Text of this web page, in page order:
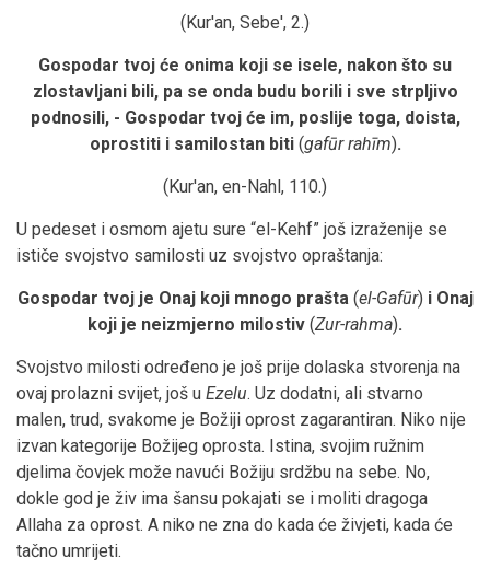
(Kur'an, Sebe', 2.)
Gospodar tvoj će onima koji se isele, nakon što su
zlostavljani bili, pa se onda budu borili i sve strpljivo
podnosili, - Gospodar tvoj će im, poslije toga, doista,
oprostiti i samilostan biti (gafūr rahīm).
(Kur'an, en-Nahl, 110.)
U pedeset i osmom ajetu sure “el-Kehf” još izraženije se
ističe svojstvo samilosti uz svojstvo opraštanja:
Gospodar tvoj je Onaj koji mnogo prašta (el-Gafūr)i Onaj
koji je neizmjerno milostiv (Zur-rahma).
Svojstvo milosti određeno je još prije dolaska stvorenja na
ovaj prolazni svijet, još u Ezelu. Uz dodatni, ali stvarno
malen, trud, svakome je Božiji oprost zagarantiran. Niko nije
izvan kategorije Božijeg oprosta. Istina, svojim ružnim
djelima čovjek može navući Božiju srdžbu na sebe. No,
dokle god je živ ima šansu pokajati se i moliti dragoga
Allaha za oprost. A niko ne zna do kada će živjeti, kada će
tačno umrijeti.